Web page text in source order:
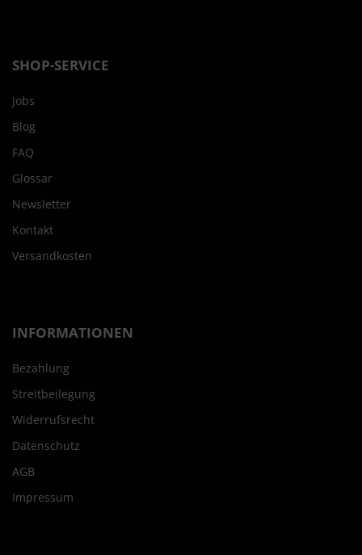
SHOP-SERVICE
Jobs
Blog
FAQ
Glossar
Newsletter
Kontakt
Versandkosten
INFORMATIONEN
Bezahlung
Streitbeilegung
Widerrufsrecht
Datenschutz
AGB
Impressum